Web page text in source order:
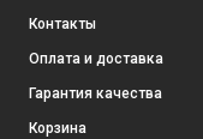
Контакты
Оплата и доставка
Гарантия качества
Корзина